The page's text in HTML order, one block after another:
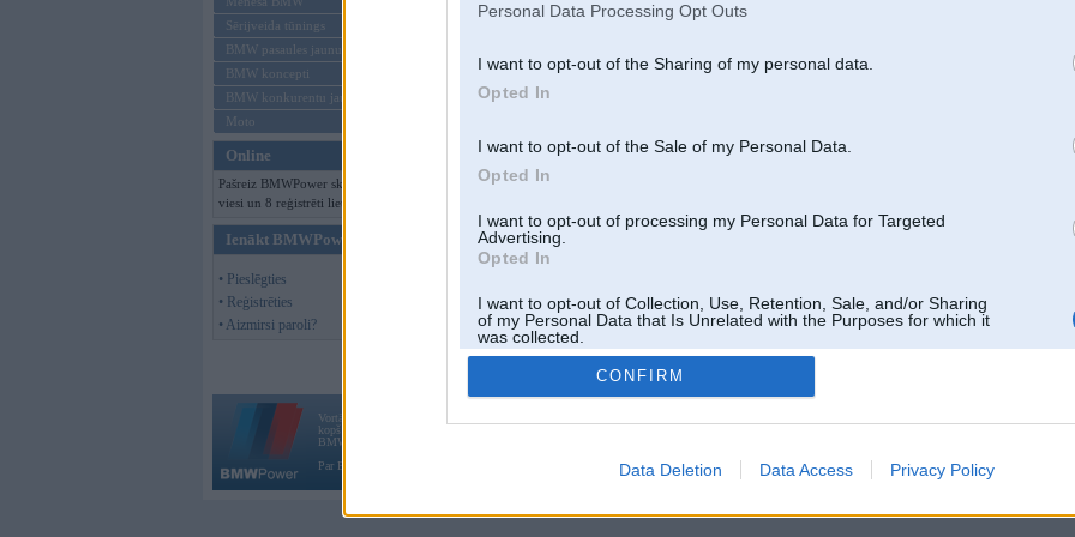
Personal Data Processing Opt Outs
I want to opt-out of the Sharing of my personal data.
Opted In
I want to opt-out of the Sale of my Personal Data.
Opted In
I want to opt-out of processing my Personal Data for Targeted
Advertising.
Opted In
I want to opt-out of Collection, Use, Retention, Sale, and/or Sharing
of my Personal Data that Is Unrelated with the Purposes for which it
was collected.
Opted Out
CONFIRM
Data Deletion Data Access Privacy Policy
Sērijveida tūnings
BMW pasaules jaunumi
BMW koncepti
BMW konkurentu jaunumi
Moto
Online
Pašreiz BMWPower skatās 170
viesi un 8 reģistrēti lietotāji.
Ienākt BMWPower
• Pieslēgties
• Reģistrēties
• Aizmirsi paroli?
Vortāls BMWPower.lv darbojas
kopš 2002. gada 14. maija. Tas nav auto klubs un nav saistīts ar
BMW AG.
Par BMWPower